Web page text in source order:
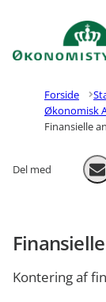
Gå til forsiden
Forside
Økonomisk
Finansielle
Del med
Kontering af